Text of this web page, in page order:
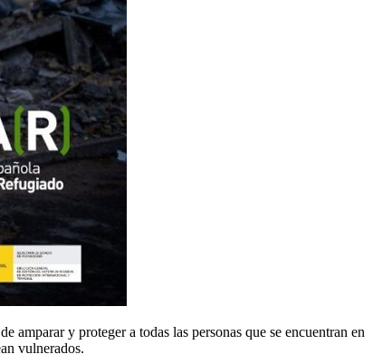
amparar y proteger a todas las personas que se encuentran en
vulnerados.